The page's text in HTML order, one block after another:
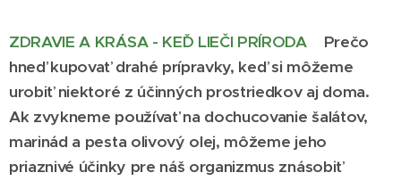
ZDRAVIE A KRÁSA - KEĎ LIEČI PRÍRODA
Prečo
hneď kupovať drahé prípravky, keď si môžeme
urobiť niektoré z účinných prostriedkov aj doma.
Ak zvykneme používať na dochucovanie šalátov,
marinád a pesta olivový olej, môžeme jeho
priaznivé účinky pre náš organizmus znásobiť